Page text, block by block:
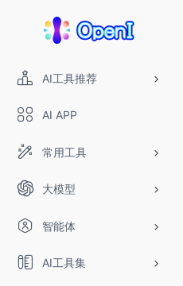
AI工具推荐
AI APP
常用工具
大模型
智能体
AI工具集